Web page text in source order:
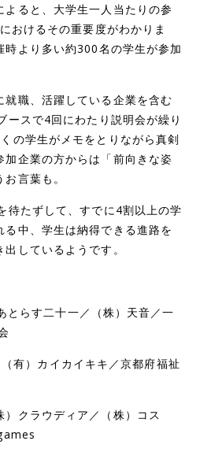
よると、大学生一人当たりの参
おけるその重要度がわかりま
時より多い約300名の学生が参加
職、活躍している企業を含む
ースで4回にわたり説明会が繰り
の学生がメモをとりながら真剣
加企業の方からは「前向きな姿
言葉も。
待たずして、すでに4割以上の学
中、学生は納得できる進路を
しているようです。
とらす二十一／（株）天音／一
（有）カイカイキキ／京都府福祉
）クラウディア／
（株）コス